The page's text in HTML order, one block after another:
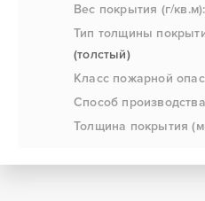
Вес покрытия (г/кв.м):
Тип толщины
(толстый)
Класс пожарной
Способ
Толщина покрытия